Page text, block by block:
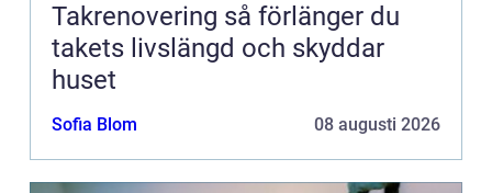
Takrenovering så förlänger du
takets livslängd och skyddar
huset
Sofia Blom 08 augusti 2026